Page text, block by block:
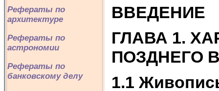
Рефераты по
архитектуре
Рефераты по
астрономии
Рефераты по
банковскому делу
ВВЕДЕНИЕ
ГЛАВА 1.
ПОЗДНЕГО
1.1